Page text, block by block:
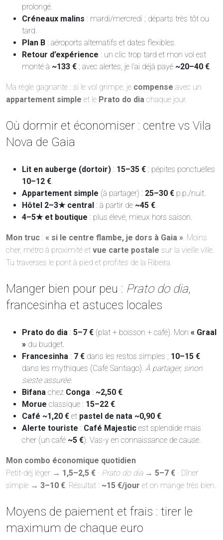
prolongé.
Créneaux malins : mardi/mercredi ; départs très tôt ou
tard.
Plan B : aéroports alternatifs et dates flexibles.
Retour d’expérience : un clic trop tard et mon vol est
monté à ~133 € ; avec alertes, je l’ai déjà payé ~20–40 €
Ma règle gagnante : si le vol grimpe, je compense avec un
appartement simple et le Prato do dia chaque jour.
Où dormir et économiser : centre vs Vila
Nova de Gaia
Lit en auberge (dortoir) : 15–35 € ; pépites ponctuelles
10–12 €
Appartement simple (à partager) : 25–30 € p.p./nuit.
Hôtel 2–3★ central : à partir de ~45 €
4–5★ et boutique : plus élevé, mieux hors saison.
Mon truc : « si le centre flambe, je dors à Gaia » . Moins
cher, métro à proximité et vue carte postale sur la vieille ville.
Tu traverses le pont à pied et profites de la Ribeira.
Manger bien pour peu : Prato do dia,
francesinha et astuces locales
Prato do dia : 5–7 € (plat + boisson + café). Mon « Graal
» du budget.
Francesinha : 7 € dans les restos simples ; 10–15 €
dans les mythiques (Café Santiago). À partager, sinon
sieste assurée.
Bifana chez Conga : ~2,50 €
Morue classique : 15–22 €
Café ~1,20 € et pastel de nata ~0,90 €
Alerte touriste : Café Majestic est splendide mais
cher (un café ~5 €). Vas-y en connaissance de cause.
Mon combo économique quotidien
Petit-déj léger → 1,5–2,5 € · Prato do dia→ 5–7 € · Dîner
simple → 3–10 € . Résultat : ~15 €/jour et on mange très bien.
Moyens de paiement et frais : tirer le
maximum de chaque euro